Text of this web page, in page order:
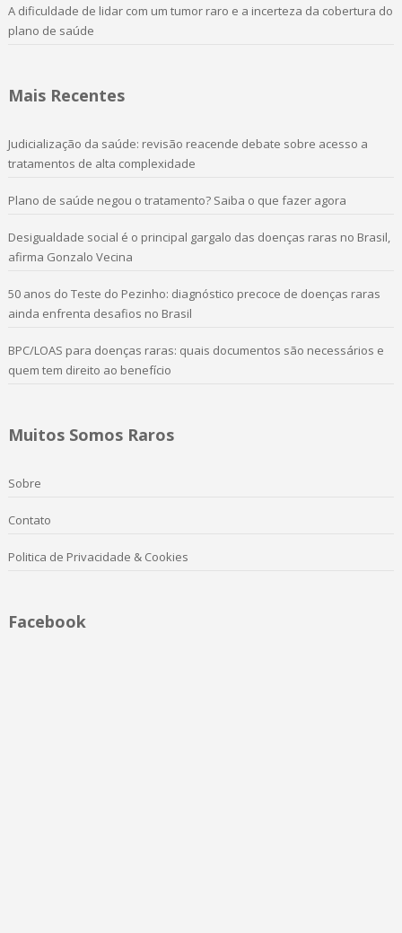
A dificuldade de lidar com um tumor raro e a incerteza da cobertura do
plano de saúde
Mais Recentes
Judicialização da saúde: revisão reacende debate sobre acesso a
tratamentos de alta complexidade
Plano de saúde negou o tratamento? Saiba o que fazer agora
Desigualdade social é o principal gargalo das doenças raras no Brasil,
afirma Gonzalo Vecina
50 anos do Teste do Pezinho: diagnóstico precoce de doenças raras
ainda enfrenta desafios no Brasil
BPC/LOAS para doenças raras: quais documentos são necessários e
quem tem direito ao benefício
Muitos Somos Raros
Sobre
Contato
Politica de Privacidade & Cookies
Facebook